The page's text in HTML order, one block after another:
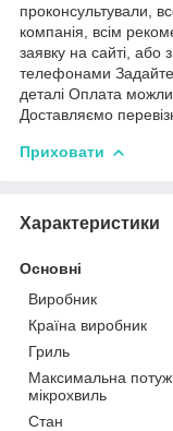
проконсультували,
компанія, всім
заявку на сайті, або
телефонами Задайте
деталі Оплата
Доставляємо
Приховати
Характеристики
Основні
Виробник
Країна виробник
Гриль
Максимальна
мікрохвиль
Стан